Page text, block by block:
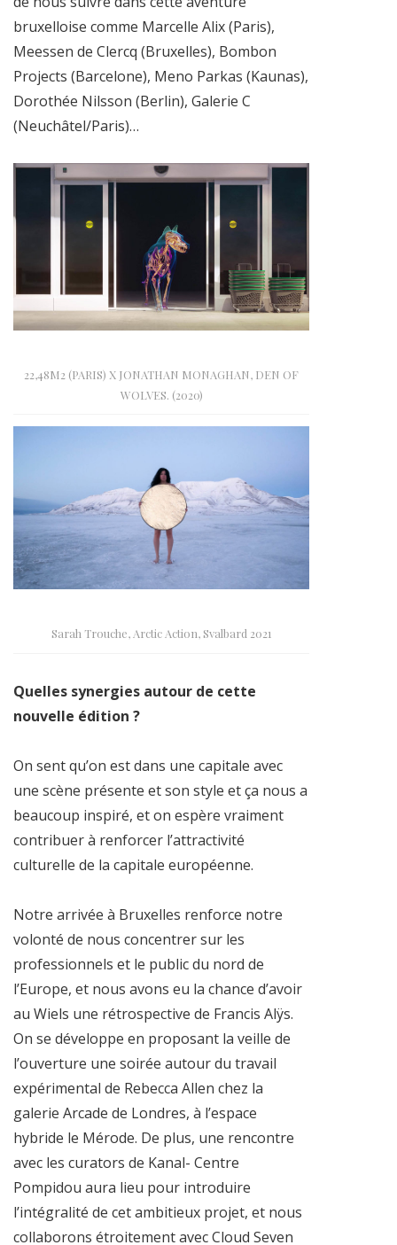
bruxelloise comme Marcelle Alix (Paris),
Meessen de Clercq (Bruxelles), Bombon
Projects (Barcelone), Meno Parkas (Kaunas),
Dorothée Nilsson (Berlin), Galerie C
(Neuchâtel/Paris)…
22,48M2 (PARIS) X JONATHAN MONAGHAN, DEN OF
WOLVES. (2020)
Sarah Trouche, Arctic Action, Svalbard 2021
Quelles synergies autour de cette
nouvelle édition ?
On sent qu’on est dans une capitale avec
une scène présente et son style et ça nous a
beaucoup inspiré, et on espère vraiment
contribuer à renforcer l’attractivité
culturelle de la capitale européenne.
Notre arrivée à Bruxelles renforce notre
volonté de nous concentrer sur les
professionnels et le public du nord de
l’Europe, et nous avons eu la chance d’avoir
au Wiels une rétrospective de Francis Alÿs.
On se développe en proposant la veille de
l’ouverture une soirée autour du travail
expérimental de Rebecca Allen chez la
galerie Arcade de Londres, à l’espace
hybride le Mérode. De plus, une rencontre
avec les curators de Kanal- Centre
Pompidou aura lieu pour introduire
l’intégralité de cet ambitieux projet, et nous
collaborons étroitement avec Cloud Seven